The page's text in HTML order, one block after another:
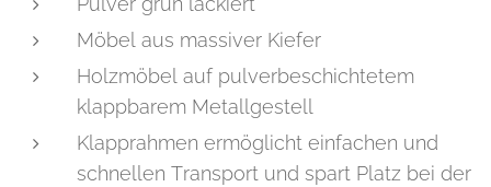
Möbel aus massiver Kiefer
Holzmöbel auf pulverbeschichtetem
klappbarem Metallgestell
Klapprahmen ermöglicht einfachen und
schnellen Transport und spart Platz bei der